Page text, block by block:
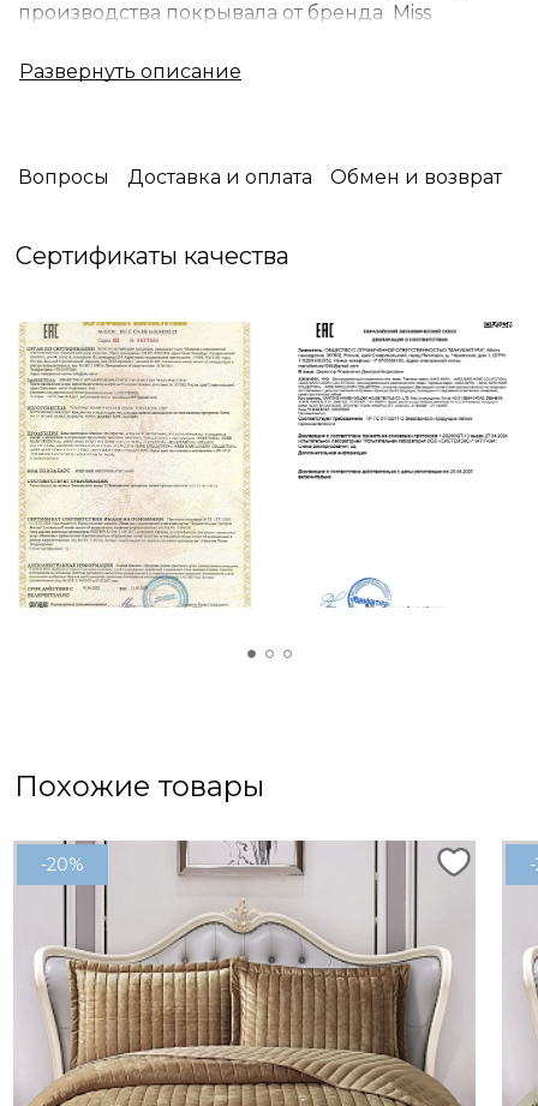
производства покрывала от бренда Miss
самые современные технологии.Правильно
☑️ Упаковка: Фирменная Силиконовая сумка
Вопросы Доставка и оплата Обмен и возврат
Сертификаты качества
Похожие товары
-20%